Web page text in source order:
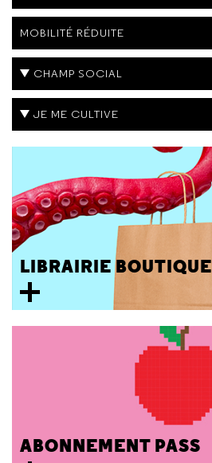
MOBILITÉ RÉDUITE
CHAMP SOCIAL
JE ME CULTIVE
LIBRAIRIE BOUTIQUE
ABONNEMENT PASS